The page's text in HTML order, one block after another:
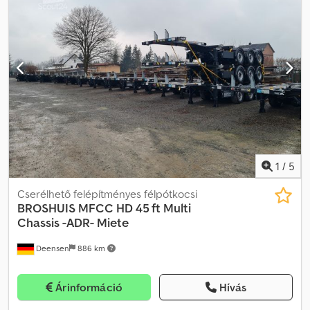
1 / 5
Deensen 886 km
Cserélhető felépítményes félpótkocsi
BROSHUIS MFCC HD 45 ft Multi
Chassis -ADR- Miete
Árinformáció Hívás